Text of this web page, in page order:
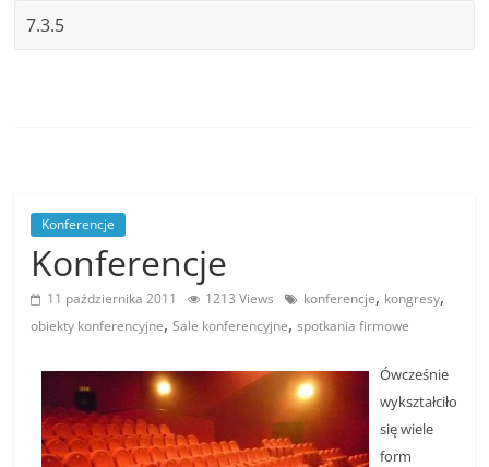
Konferencje
Konferencje
11 października 2011 1213 Views konferencje, kongresy,
obiekty konferencyjne,Sale konferencyjne,spotkania firmowe
Ówcześnie
wykształciło
się wiele
form